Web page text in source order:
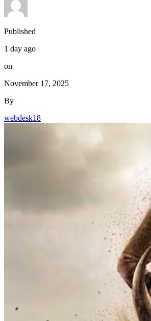
Published
1 day ago
on
November 17, 2025
By
webdesk18